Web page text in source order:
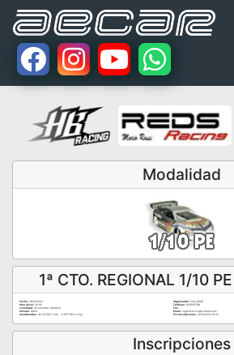
Modalidad
1ª CTO. REGIONAL 1/10
Fecha:28/03/2021 Organizador:
Club ARCA
Hora Inicio:
Teléfono:
626919788
Localidad:
Alcobendas (Madrid)
Fax:
Circuito:
ARCA Email:
organizacion@clubarca.es
Coordenadas:
40.527847 (Lat) - -3.657783 (Long) Fin Inscripciones:25/03/2021 16:00
Inscripciones